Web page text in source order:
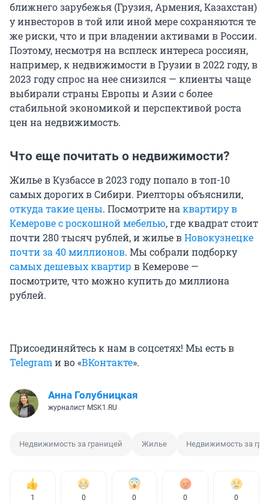
ближнего зарубежья (Грузия, Армения, Казахстан)
у инвесторов в той или иной мере сохраняются те
же риски, что и при владении активами в России.
Поэтому, несмотря на всплеск интереса россиян,
например, к недвижимости в Грузии в 2022 году, в
2023 году спрос на нее снизился — клиенты чаще
выбирали страны Европы и Азии с более
стабильной экономикой и перспективой роста
цен на недвижимость.
Что еще почитать о недвижимости?
Жилье в Кузбассе в 2023 году попало в топ-10
самых дорогих в Сибири. Риелторы объяснили,
откуда такие цены. Посмотрите на квартиру в
Кемерове с роскошной мебелью, где квадрат стоит
почти 280 тысяч рублей, и жилье вНовокузнецке
почти за 40 миллионов. Мы собрали подборку
самых дешевых квартир в Кемерове —
посмотрите, что можно купить до миллиона
рублей.
Присоединяйтесь к нам в соцсетях! Мы есть в
Telegram и во «ВКонтакте».
Анна Голубницкая
журналист MSK1.RU
Недвижимость за границей Жилье Недвижимость за
1 0 0 0 0